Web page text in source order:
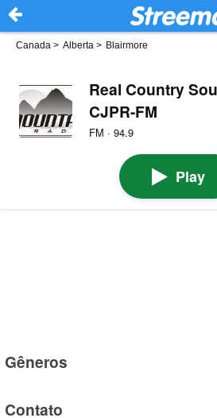
Canada > Alberta > Blairmore
Real Country
CJPR-FM
FM · 94.9
Play
Gêneros
Contato